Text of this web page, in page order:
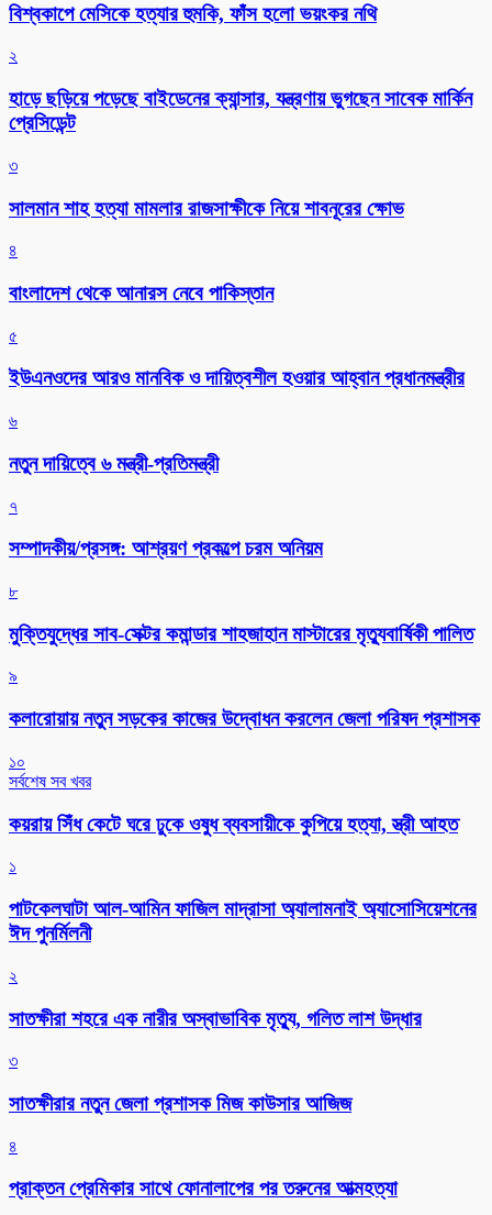
বিশ্বকাপে মেসিকে হত্যার হুমকি, ফাঁস হলো ভয়ংকর নথি
২
হাড়ে ছড়িয়ে পড়েছে বাইডেনের ক্যান্সার, যন্ত্রণায় ভুগছেন সাবেক মার্কিন
প্রেসিডেন্ট
৩
সালমান শাহ হত্যা মামলার রাজসাক্ষীকে নিয়ে শাবনূরের ক্ষোভ
৪
বাংলাদেশ থেকে আনারস নেবে পাকিস্তান
৫
ইউএনওদের আরও মানবিক ও দায়িত্বশীল হওয়ার আহ্বান প্রধানমন্ত্রীর
৬
নতুন দায়িত্বে ৬ মন্ত্রী-প্রতিমন্ত্রী
৭
সম্পাদকীয়/প্রসঙ্গ: আশ্রয়ণ প্রকল্পে চরম অনিয়ম
৮
মুক্তিযুদ্ধের সাব-সেক্টর কমান্ডার শাহজাহান মাস্টারের মৃত্যুবার্ষিকী পালিত
৯
কলারোয়ায় নতুন সড়কের কাজের উদ্বোধন করলেন জেলা পরিষদ প্রশাসক
১০
সর্বশেষ সব খবর
কয়রায় সিঁধ কেটে ঘরে ঢুকে ওষুধ ব্যবসায়ীকে কুপিয়ে হত্যা, স্ত্রী আহত
১
পাটকেলঘাটা আল-আমিন ফাজিল মাদ্রাসা অ্যালামনাই অ্যাসোসিয়েশনের
ঈদ পুনর্মিলনী
২
সাতক্ষীরা শহরে এক নারীর অস্বাভাবিক মৃত্যু, গলিত লাশ উদ্ধার
৩
সাতক্ষীরার নতুন জেলা প্রশাসক মিজ কাউসার আজিজ
৪
প্রাক্তন প্রেমিকার সাথে ফোনালাপের পর তরুনের আত্মহত্যা